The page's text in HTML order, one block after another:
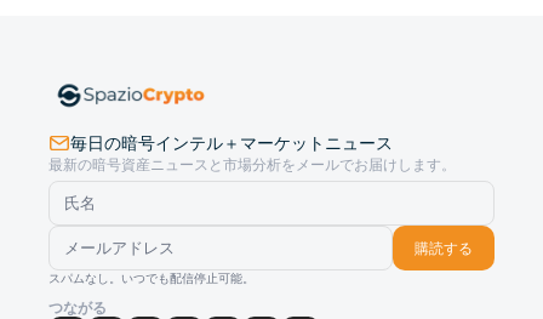
毎日の暗号インテル＋マーケットニュース
最新の暗号資産ニュースと市場分析をメールでお届けします。
購読する
スパムなし。いつでも配信停止可能。
つながる